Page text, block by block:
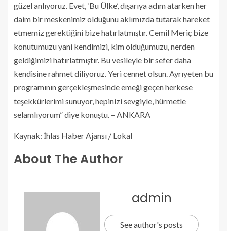
güzel anlıyoruz. Evet, ‘Bu Ülke’, dışarıya adım atarken her
daim bir meskenimiz olduğunu aklımızda tutarak hareket
etmemiz gerektiğini bize hatırlatmıştır. Cemil Meriç bize
konutumuzu yani kendimizi, kim olduğumuzu, nerden
geldiğimizi hatırlatmıştır. Bu vesileyle bir sefer daha
kendisine rahmet diliyoruz. Yeri cennet olsun. Ayrıyeten bu
programının gerçekleşmesinde emeği geçen herkese
teşekkürlerimi sunuyor, hepinizi sevgiyle, hürmetle
selamlıyorum” diye konuştu. – ANKARA
Kaynak: İhlas Haber Ajansı / Lokal
About The Author
admin
See author's posts